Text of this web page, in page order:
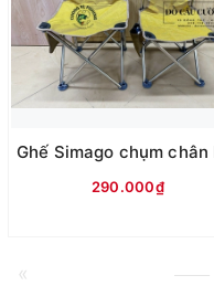
290.000₫
«